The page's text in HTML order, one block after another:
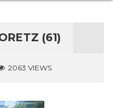
(61)
2063 VIEWS